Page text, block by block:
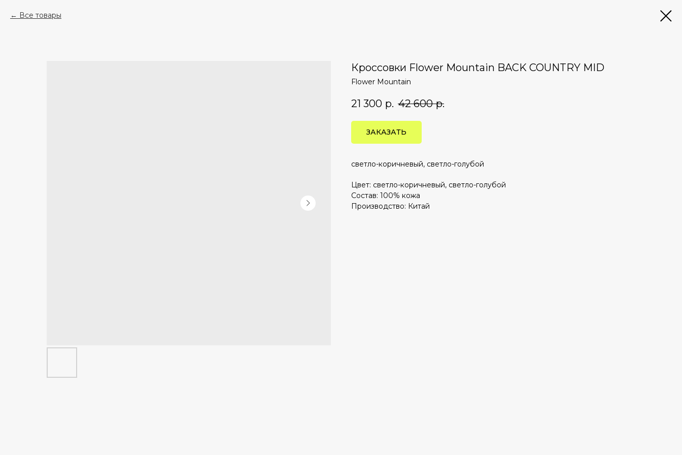
Все товары
Кроссовки Flower Mountain BACK COUNTRY MID
Flower Mountain
21 300 р. 42 600 р.
ЗАКАЗАТЬ
светло-коричневый, светло-голубой
Цвет: светло-коричневый, светло-голубой
Состав: 100% кожа
Производство: Китай